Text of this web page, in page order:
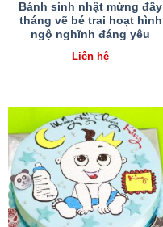
Bánh sinh nhật mừng đầy
tháng vẽ bé trai hoạt hình
ngộ nghĩnh đáng yêu
Liên hệ